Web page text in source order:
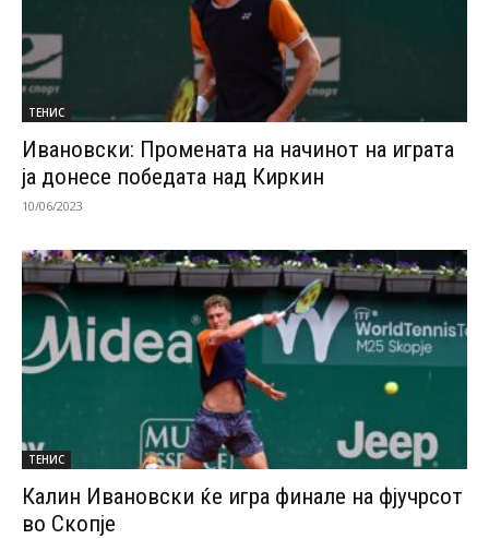
ТЕНИС
Ивановски: Промената на начинот на играта
ја донесе победата над Киркин
10/06/2023
ТЕНИС
Калин Ивановски ќе игра финале на фјучрсот
во Скопје